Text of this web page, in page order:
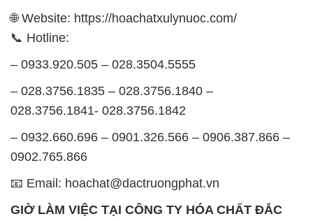
🌐 Website: https://hoachatxulynuoc.com/
📞 Hotline:
– 0933.920.505 – 028.3504.5555
– 028.3756.1835 – 028.3756.1840 –
028.3756.1841- 028.3756.1842
– 0932.660.696 – 0901.326.566 – 0906.387.866 –
0902.765.866
📧 Email: hoachat@dactruongphat.vn
GIỜ LÀM VIỆC TẠI CÔNG TY HÓA CHẤT ĐẮC